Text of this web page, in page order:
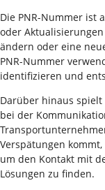
Die PNR-Nummer ist
oder
ändern oder eine
PNR-Nummer
identifizieren und
Darüber hinaus spielt
bei der
Verspätungen
um den Kontakt mit
Lösungen zu finden.